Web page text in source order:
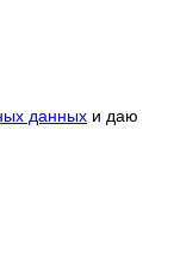
данных и даю